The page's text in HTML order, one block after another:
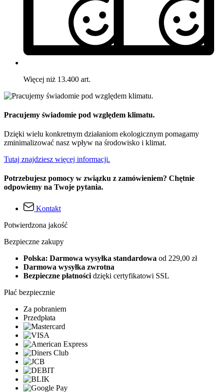
Więcej niż 13.400 art.
Pracujemy świadomie pod względem klimatu.
Dzięki wielu konkretnym działaniom ekologicznym pomagamy
zminimalizować nasz wpływ na środowisko i klimat.
Tutaj znajdziesz więcej informacji.
Potrzebujesz pomocy w związku z zamówieniem? Chętnie
odpowiemy na Twoje pytania.
Kontakt
Potwierdzona jakość
Bezpieczne zakupy
Polska: Darmowa wysyłka standardowa od 229,00 zł
Darmowa wysyłka zwrotna
Bezpieczne płatności dzięki certyfikatowi SSL
Płać bezpiecznie
Za pobraniem
Przedpłata